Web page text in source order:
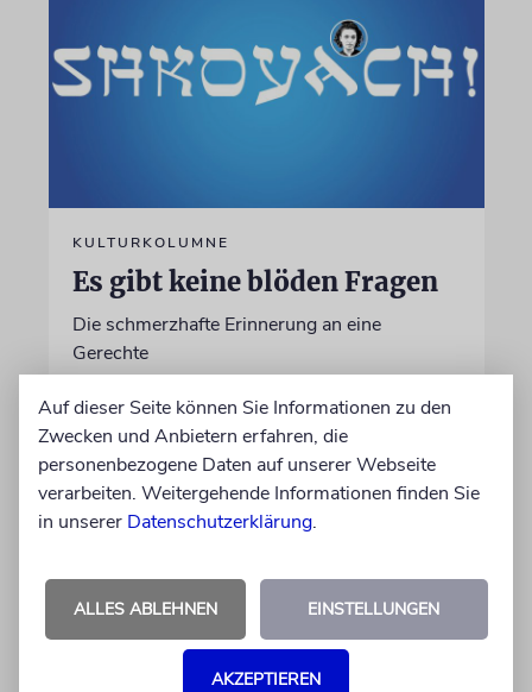
KULTURKOLUMNE
Es gibt keine blöden Fragen
Die schmerzhafte Erinnerung an eine
Gerechte
von Laura Cazés
06.08.2026
Auf dieser Seite können Sie Informationen zu den
Zwecken und Anbietern erfahren, die
personenbezogene Daten auf unserer Webseite
verarbeiten. Weitergehende Informationen finden Sie
in unserer Datenschutzerklärung.
ALLES ABLEHNEN EINSTELLUNGEN
AKZEPTIEREN